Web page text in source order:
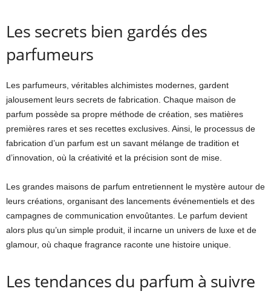
Les secrets bien gardés des
parfumeurs
Les parfumeurs, véritables alchimistes modernes, gardent
jalousement leurs secrets de fabrication. Chaque maison de
parfum possède sa propre méthode de création, ses matières
premières rares et ses recettes exclusives. Ainsi, le processus de
fabrication d’un parfum est un savant mélange de tradition et
d’innovation, où la créativité et la précision sont de mise.
Les grandes maisons de parfum entretiennent le mystère autour de
leurs créations, organisant des lancements événementiels et des
campagnes de communication envoûtantes. Le parfum devient
alors plus qu’un simple produit, il incarne un univers de luxe et de
glamour, où chaque fragrance raconte une histoire unique.
Les tendances du parfum à suivre